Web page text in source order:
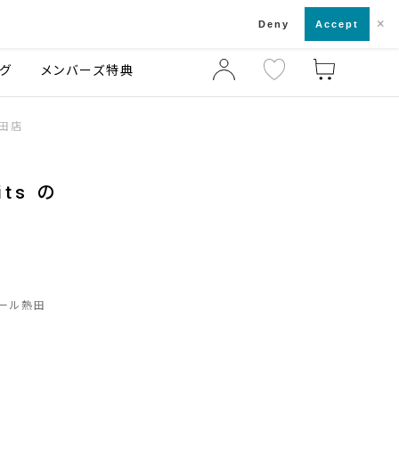
店舗一覧・来店予約
メンバーズ特典
店
の
ル熱田
Deny Accept ×